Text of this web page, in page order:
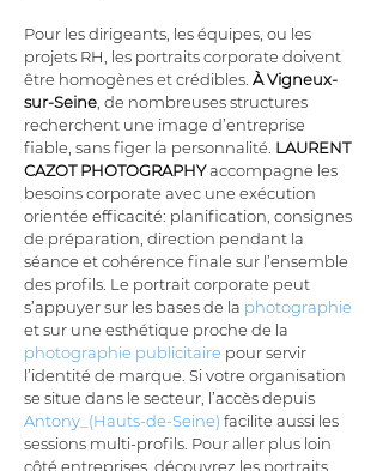
Pour les dirigeants, les équipes, ou les
projets RH, les portraits corporate doivent
être homogènes et crédibles. À Vigneux-
sur-Seine , de nombreuses structures
recherchent une image d’entreprise
fiable, sans figer la personnalité. LAURENT
CAZOT PHOTOGRAPHY accompagne les
besoins corporate avec une exécution
orientée efficacité: planification, consignes
de préparation, direction pendant la
séance et cohérence finale sur l’ensemble
des profils. Le portrait corporate peut
s’appuyer sur les bases de la photographie
et sur une esthétique proche de la
photographie publicitaire pour servir
l’identité de marque. Si votre organisation
se situe dans le secteur, l’accès depuis
Antony_(Hauts-de-Seine) facilite aussi les
sessions multi-profils. Pour aller plus loin
côté entreprises, découvrez les portraits